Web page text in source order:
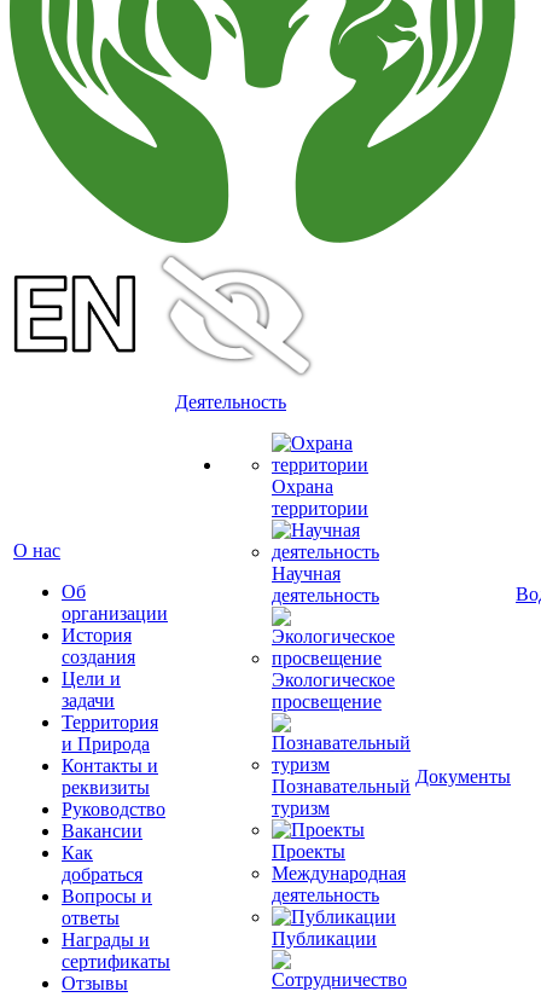
О нас
Об
организации
История
создания
Цели и
задачи
Территория
и Природа
Контакты и
реквизиты
Руководство
Вакансии
Как
добраться
Вопросы и
ответы
Награды и
сертификаты
Отзывы
Деятельность
Охрана
территории
Научная
деятельность
Экологическое
просвещение
Познавательный
туризм
Проекты
Международная
деятельность
Публикации
Документы